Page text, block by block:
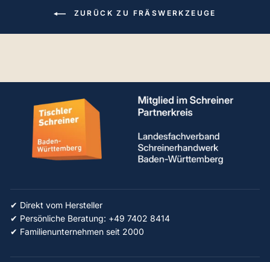
ZURÜCK ZU FRÄSWERKZEUGE
✔ Direkt vom Hersteller
✔ Persönliche Beratung: +49 7402 8414
✔ Familienunternehmen seit 2000